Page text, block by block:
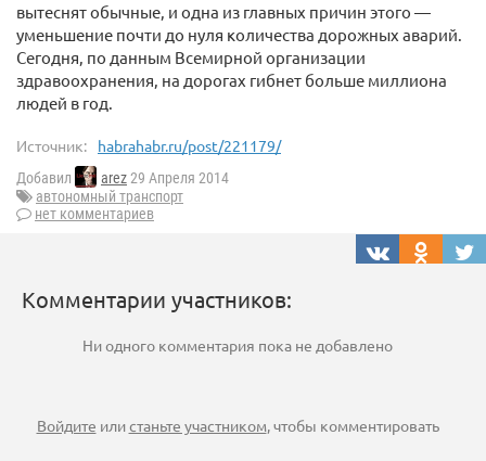
вытеснят обычные, и одна из главных причин этого —
уменьшение почти до нуля количества дорожных аварий.
Сегодня, по данным Всемирной организации
здравоохранения, на дорогах гибнет больше миллиона
людей в год.
Источник: habrahabr.ru/post/221179/
Добавил arez29 Апреля 2014
автономный транспорт
нет комментариев
Комментарии участников:
Ни одного комментария пока не добавлено
Войдите илистаньте участником, чтобы комментировать